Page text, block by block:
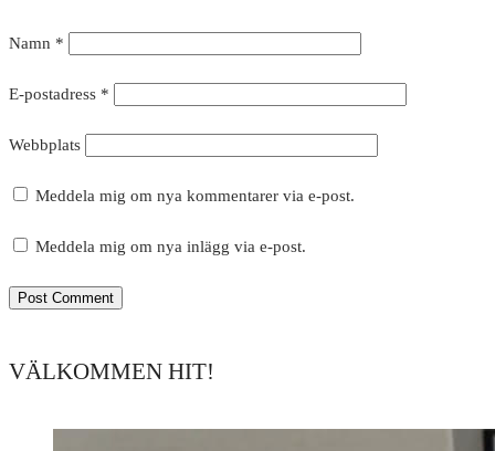
Namn *
E-postadress *
Webbplats
Meddela mig om nya kommentarer via e-post.
Meddela mig om nya inlägg via e-post.
VÄLKOMMEN HIT!